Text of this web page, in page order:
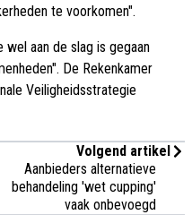
te voorkomen".
aan de slag is gegaan
De Rekenkamer
Veiligheidsstrategie
Volgend artikel
Aanbieders alternatieve
behandeling 'wet cupping'
vaak onbevoegd